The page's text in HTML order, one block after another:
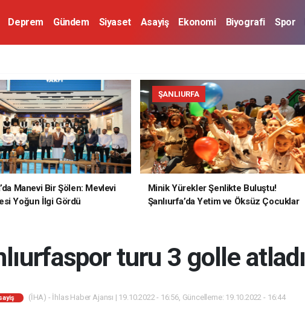
Deprem Gündem Siyaset Asayiş Ekonomi Biyografi Spor
Manevi Bir Şölen: Mevlevi
Yoğun İlgi Gördü
ŞANLIURFA
Minik Yürekler Şenlikte Buluştu!
Şanlıurfa’da Yetim ve Öksüz Çocuklar
turu 3 golle atladı
(İHA) - İhlas Haber Ajansı | 19.10.2022 - 16:56, Güncelleme: 19.10.2022 - 16:44